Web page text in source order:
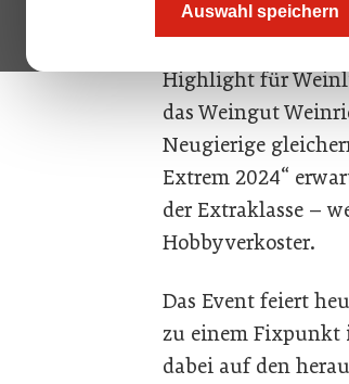
Auswahl speichern
Der beginnende
Highlight für
das Weingut
Neugierige
Extrem 2024“
der Extraklasse –
Hobbyverkoster.
Das Event feiert
zu einem Fixpunkt
dabei auf den